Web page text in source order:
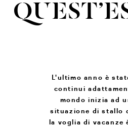
L'ultimo anno è
continui
mondo inizia ad
situazione di stallo
la voglia di vacanze